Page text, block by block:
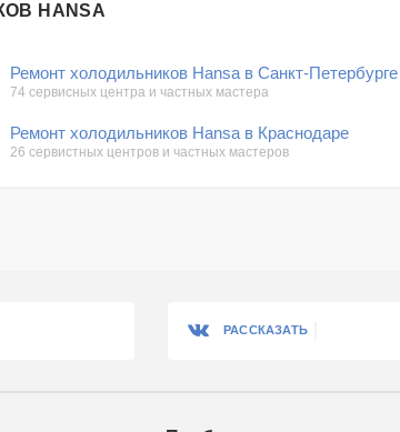
HANSA
Ремонт холодильников Hansa в Санкт-Петербурге
74 сервисных центра и частных мастера
Ремонт холодильников Hansa в Краснодаре
26 сервистных центров и частных мастеров
РАССКАЗАТЬ